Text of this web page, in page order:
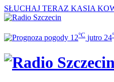
SŁUCHAJ TERAZ KASIA
12°C jutro 24